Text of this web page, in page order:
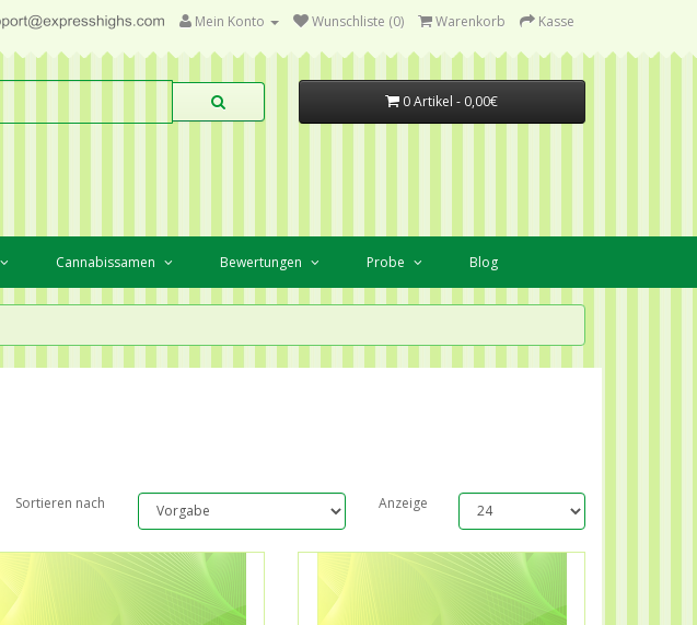
Mein Konto Wunschliste (0) Warenkorb Kasse
0 Artikel - 0,00€
Cannabissamen Bewertungen Probe Blog
Sortieren nach Anzeige